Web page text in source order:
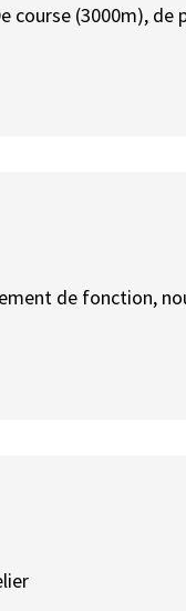
course (3000m),
de fonction,